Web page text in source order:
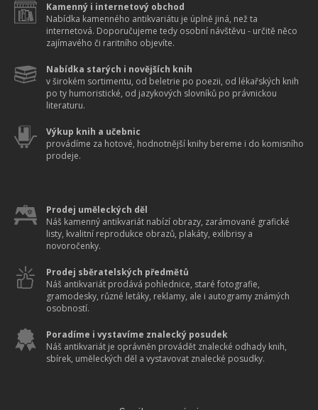
Kamenný i internetový obchod
Nabídka kamenného antikvariátu je úplně jiná, než ta
internetová. Doporučujeme tedy osobní návštěvu - určitě něco
zajímavého či raritního objevíte.
Nabídka starých i novějších knih
v širokém sortimentu, od beletrie po poezii, od lékařských knih
po ty humoristické, od jazykových slovníků po právnickou
literaturu.
Výkup knih a učebnic
provádíme za hotové, hodnotnější knihy bereme i do komisního
prodeje.
Prodej uměleckých děl
Náš kamenný antikvariát nabízí obrazy, zarámované grafické
listy, kvalitní reprodukce obrazů, plakáty, exlibrisy a
novoročenky.
Prodej sběratelských předmětů
Náš antikvariát prodává pohlednice, staré fotografie,
gramodesky, různé letáky, reklamy, ale i autogramy známých
osobností.
Poradíme i vystavíme znalecký posudek
Náš antikvariát je oprávněn provádět znalecké odhady knih,
sbírek, uměleckých děl a vystavovat znalecké posudky.